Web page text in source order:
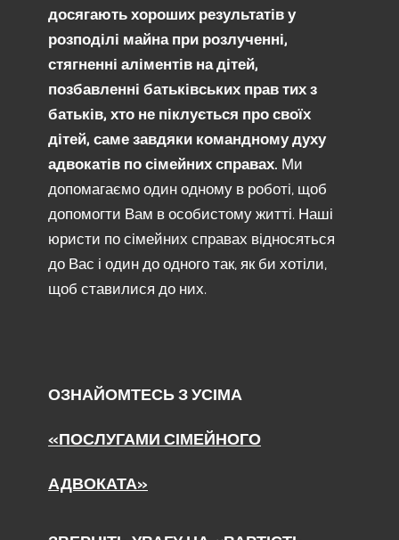
досягають хороших результатів у
розподілі майна при розлученні,
стягненні аліментів на дітей,
позбавленні батьківських прав тих з
батьків, хто не піклується про своїх
дітей, саме завдяки командному духу
адвокатів по сімейних справах. Ми
допомагаємо один одному в роботі, щоб
допомогти Вам в особистому житті. Наші
юристи по сімейних справах відносяться
до Вас і один до одного так, як би хотіли,
щоб ставилися до них.
ОЗНАЙОМТЕСЬ З УСІМА
«ПОСЛУГАМИ СІМЕЙНОГО
АДВОКАТА»